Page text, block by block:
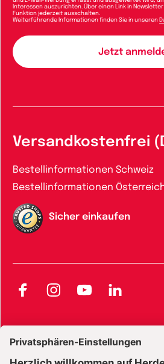
Interessen auszurichten. Über einen Link in
Funktion jederzeit ausschalten.
Weiterführende Informationen finden Sie in unseren
Versandkostenfrei
Bestellinformationen Schweiz
Bestellinformationen
Sicher einkaufen
FacebookInstagramYouTubeLinkedIn
Widerrufsbelehrung E-
Widerrufsbelehrung